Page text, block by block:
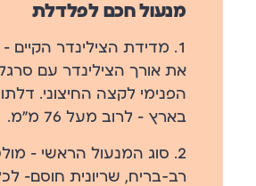
מנעול חכם לפלדלת
1. מדידת הצילינדר הקיים
את אורך הצילינדר עם
הפנימי לקצה החיצוני.
בארץ — לרוב מעל 76 מ״מ.
2. סוג המנעול הראשי
—
רב-בריח, שריונית חוסם—